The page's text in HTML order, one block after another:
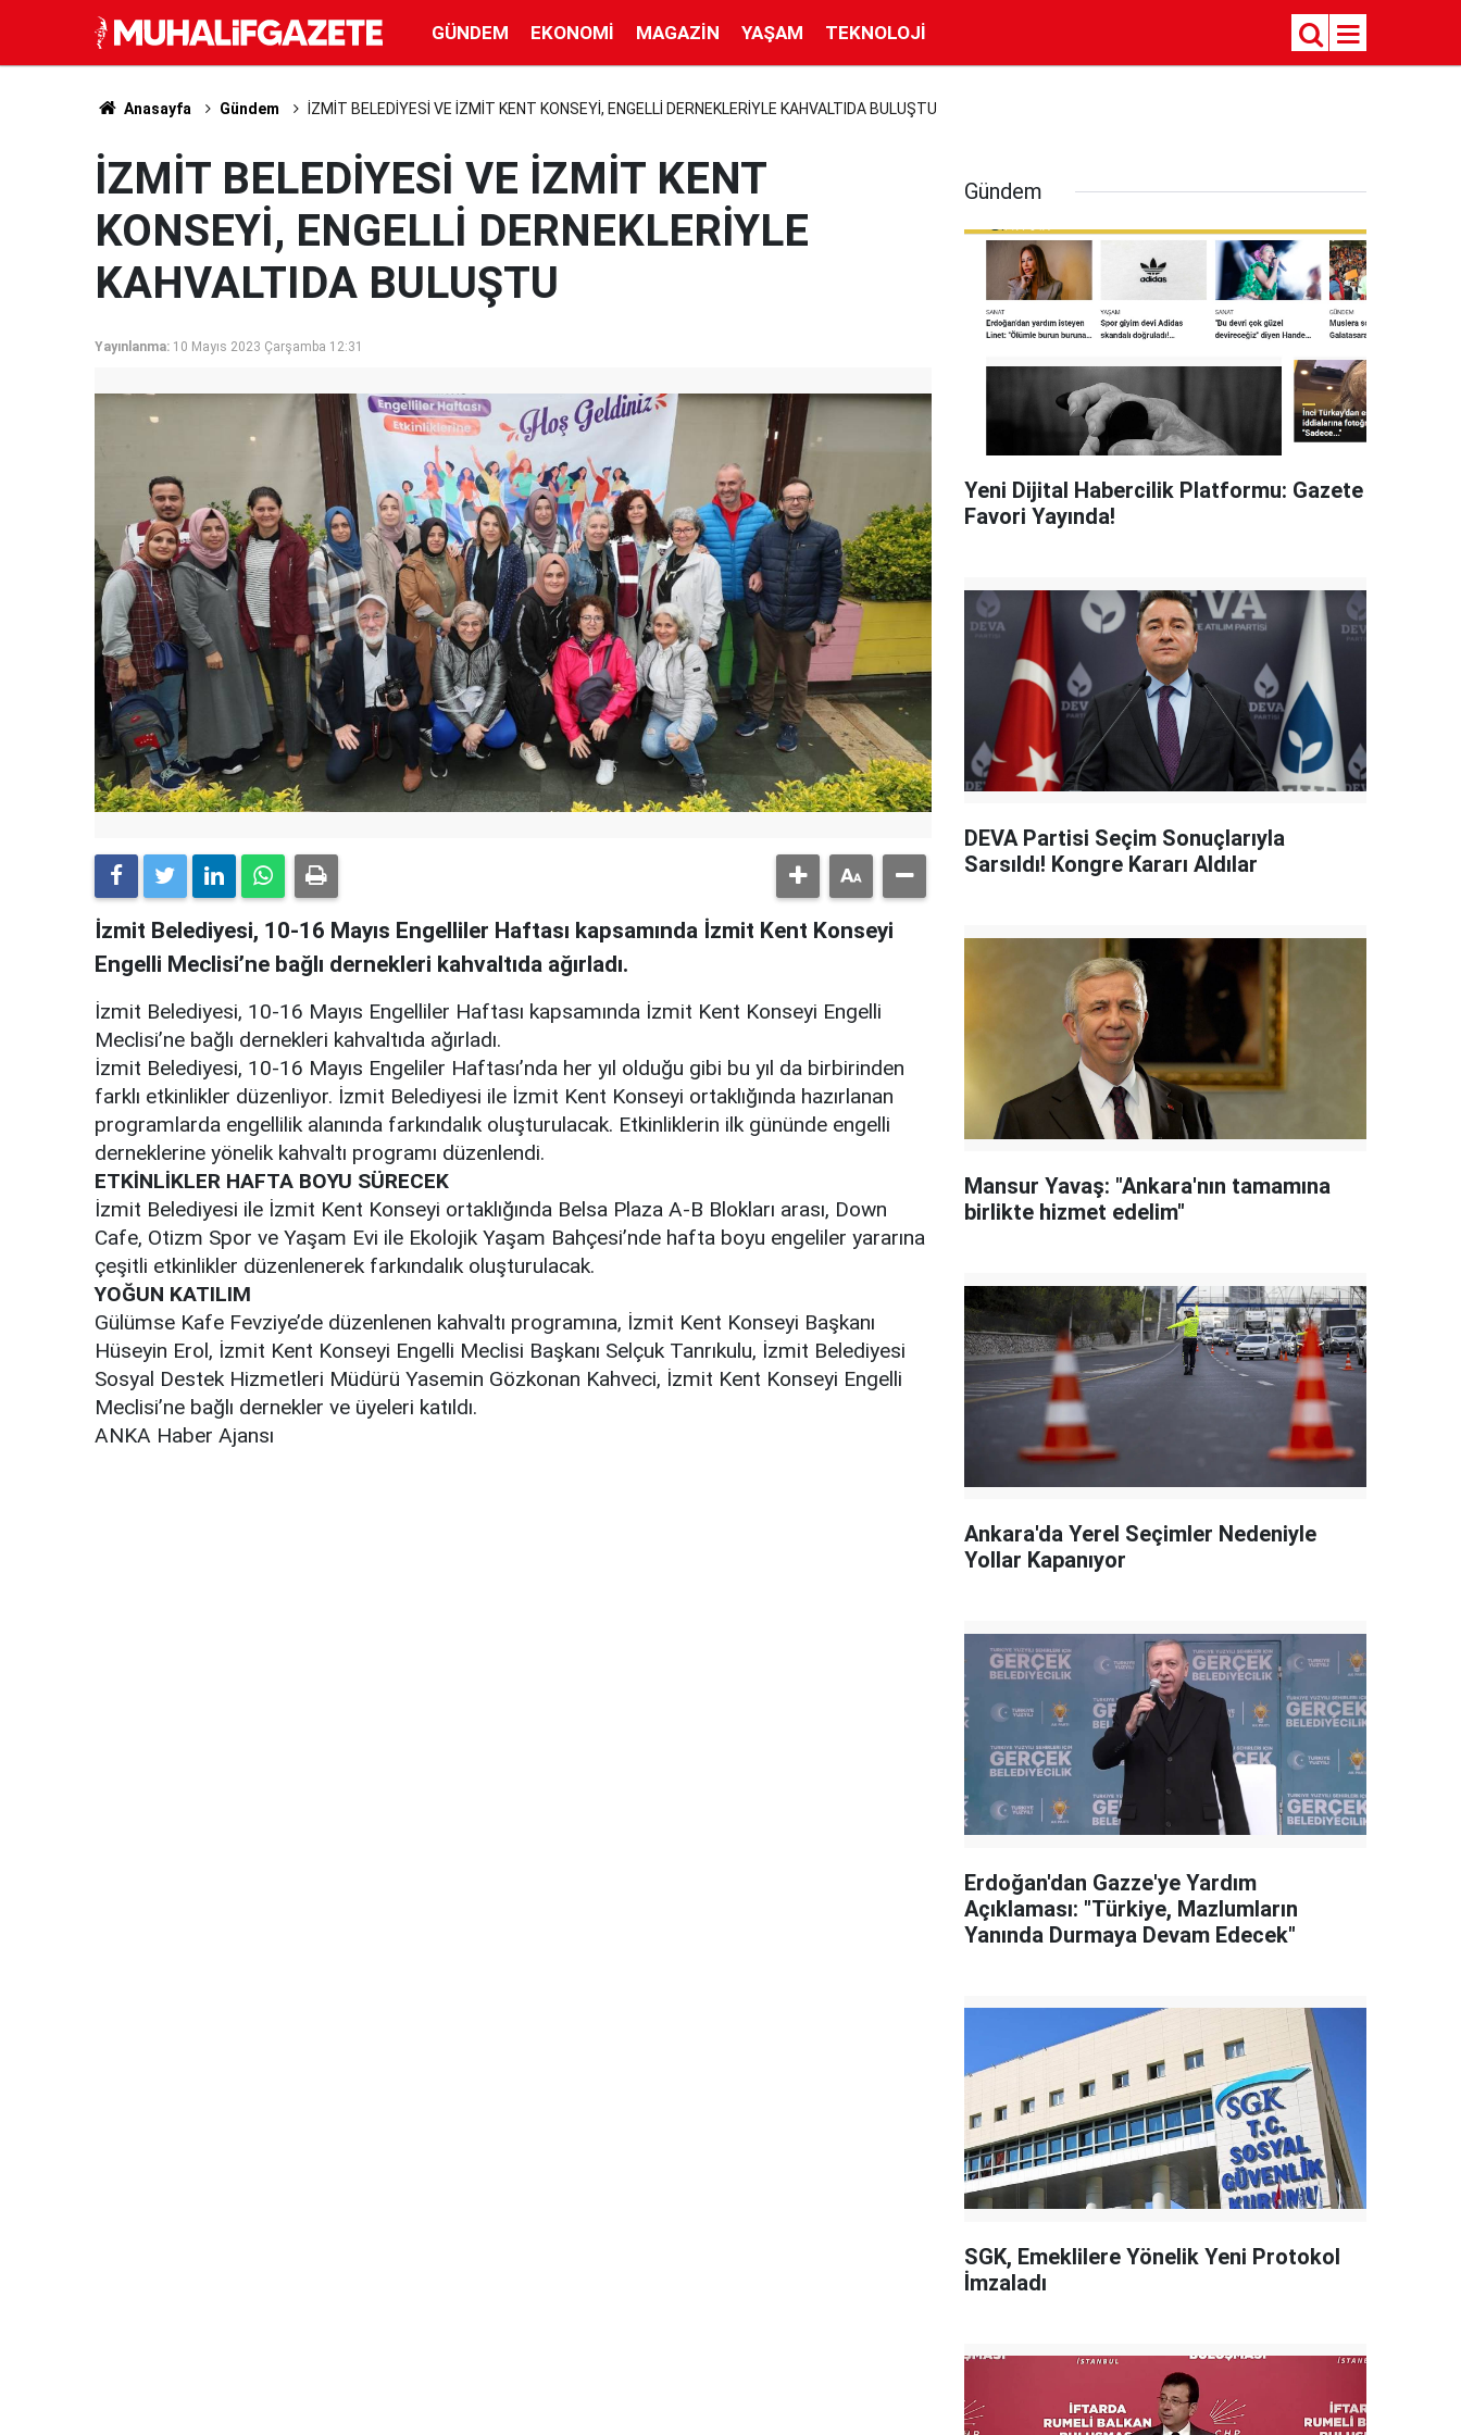
GÜNDEM EKONOMI MAGAZIN YAŞAM TEKNOLOJI
Anasayfa Gündem İZMİT BELEDİYESİ VE İZMİT KENT KONSEYİ, ENGELLİ DERNEKLERİYLE KAHVALTIDA BULUŞTU
İZMİT BELEDİYESİ VE İZMİT KENT
KONSEYİ, ENGELLİ DERNEKLERİYLE
KAHVALTIDA BULUŞTU
Yayınlanma: 10 Mayıs 2023 Çarşamba 12:31
İzmit Belediyesi, 10-16 Mayıs Engelliler Haftası kapsamında İzmit Kent Konseyi
Engelli Meclisi’ne bağlı dernekleri kahvaltıda ağırladı.
İzmit Belediyesi, 10-16 Mayıs Engelliler Haftası kapsamında İzmit Kent Konseyi Engelli
Meclisi’ne bağlı dernekleri kahvaltıda ağırladı.
İzmit Belediyesi, 10-16 Mayıs Engeliler Haftası’nda her yıl olduğu gibi bu yıl da birbirinden
farklı etkinlikler düzenliyor. İzmit Belediyesi ile İzmit Kent Konseyi ortaklığında hazırlanan
programlarda engellilik alanında farkındalık oluşturulacak. Etkinliklerin ilk gününde engelli
derneklerine yönelik kahvaltı programı düzenlendi.
ETKİNLİKLER HAFTA BOYU SÜRECEK
İzmit Belediyesi ile İzmit Kent Konseyi ortaklığında Belsa Plaza A-B Blokları arası, Down
Cafe, Otizm Spor ve Yaşam Evi ile Ekolojik Yaşam Bahçesi’nde hafta boyu engeliler yararına
çeşitli etkinlikler düzenlenerek farkındalık oluşturulacak.
YOĞUN KATILIM
Gülümse Kafe Fevziye’de düzenlenen kahvaltı programına, İzmit Kent Konseyi Başkanı
Hüseyin Erol, İzmit Kent Konseyi Engelli Meclisi Başkanı Selçuk Tanrıkulu, İzmit Belediyesi
Sosyal Destek Hizmetleri Müdürü Yasemin Gözkonan Kahveci, İzmit Kent Konseyi Engelli
Meclisi’ne bağlı dernekler ve üyeleri katıldı.
ANKA Haber Ajansı
Gündem
Yeni Dijital Habercilik Platformu: Gazete
Favori Yayında!
DEVA Partisi Seçim Sonuçlarıyla
Sarsıldı! Kongre Kararı Aldılar
Mansur Yavaş: "Ankara'nın tamamına
birlikte hizmet edelim"
Ankara'da Yerel Seçimler Nedeniyle
Yollar Kapanıyor
Erdoğan'dan Gazze'ye Yardım
Açıklaması: "Türkiye, Mazlumların
Yanında Durmaya Devam Edecek"
SGK, Emeklilere Yönelik Yeni Protokol
İmzaladı